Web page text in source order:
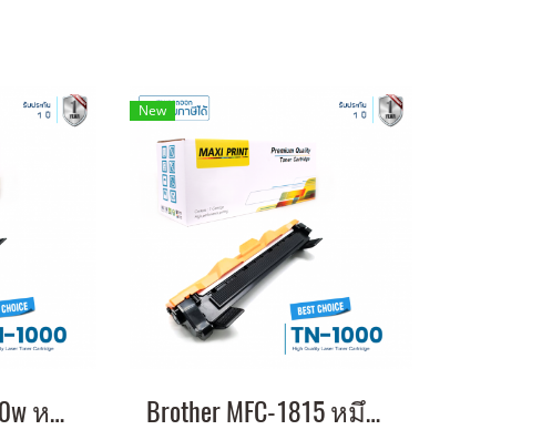
Brother DCP-1610w หมึกเครื่องปริ้น พิมพ์คมชัด รับประกัน 1 ปี!
New
Brother MFC-1815 หมึกเครื่องปริ้น พิมพ์คมชัด รับประกัน 1 ปี!